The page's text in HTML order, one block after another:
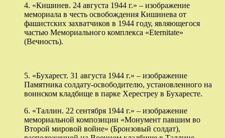
4. «Кишинев. 24 августа 1944 г.» – изображение
мемориала в честь освобождения Кишинева от
фашистских захватчиков в 1944 году, являющегося
частью Мемориального комплекса «Eternitate»
(Вечность).
5. «Бухарест. 31 августа 1944 г.» – изображение
Памятника солдату-освободителю, установленного на
воинском кладбище в парке Херестреу в Бухаресте.
6. «Таллин. 22 сентября 1944 г.» – изображение
мемориальной композиции «Монумент павшим во
Второй мировой войне» (Бронзовый солдат),